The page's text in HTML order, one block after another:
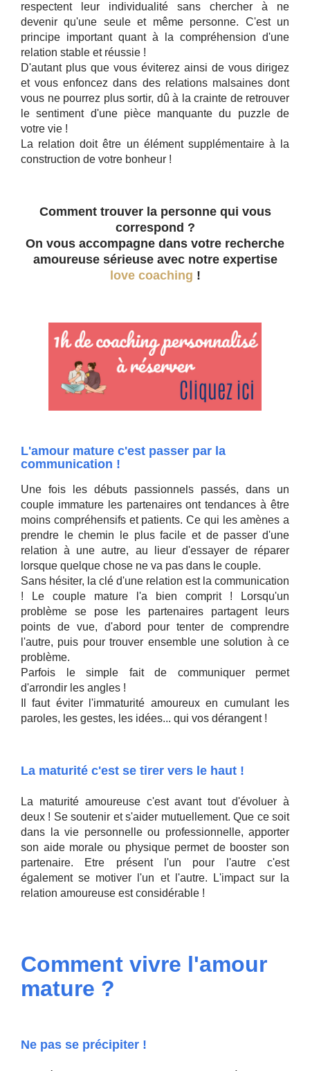
respectent leur individualité sans chercher à ne
devenir qu'une seule et même personne. C'est un
principe important quant à la compréhension d'une
relation stable et réussie !
D'autant plus que vous éviterez ainsi de vous dirigez
et vous enfoncez dans des relations malsaines dont
vous ne pourrez plus sortir, dû à la crainte de retrouver
le sentiment d'une pièce manquante du puzzle de
votre vie !
La relation doit être un élément supplémentaire à la
construction de votre bonheur !
Comment trouver la personne qui vous
correspond ?
On vous accompagne dans votre recherche
amoureuse sérieuse avec notre expertise
love coaching !
L'amour mature c'est passer par la
communication !
Une fois les débuts passionnels passés, dans un
couple immature les partenaires ont tendances à être
moins compréhensifs et patients. Ce qui les amènes a
prendre le chemin le plus facile et de passer d'une
relation à une autre, au lieur d'essayer de réparer
lorsque quelque chose ne va pas dans le couple.
Sans hésiter, la clé d'une relation est la communication
! Le couple mature l'a bien comprit ! Lorsqu'un
problème se pose les partenaires partagent leurs
points de vue, d'abord pour tenter de comprendre
l'autre, puis pour trouver ensemble une solution à ce
problème.
Parfois le simple fait de communiquer permet
d'arrondir les angles !
Il faut éviter l'immaturité amoureux en cumulant les
paroles, les gestes, les idées... qui vos dérangent !
La maturité c'est se tirer vers le haut !
La maturité amoureuse c'est avant tout d'évoluer à
deux ! Se soutenir et s'aider mutuellement. Que ce soit
dans la vie personnelle ou professionnelle, apporter
son aide morale ou physique permet de booster son
partenaire. Etre présent l'un pour l'autre c'est
également se motiver l'un et l'autre. L'impact sur la
relation amoureuse est considérable !
Comment vivre l'amour
mature ?
Ne pas se précipiter !